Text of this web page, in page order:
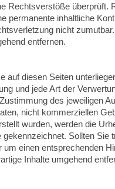
Rechtsverstöße überprüft.
permanente inhaltliche
nicht
entfernen.
auf diesen Seiten
und jede Art der
des jeweiligen
nicht kommerziellen
wurden, werden die
Sollten Sie
einen entsprechenden
Inhalte umgehend